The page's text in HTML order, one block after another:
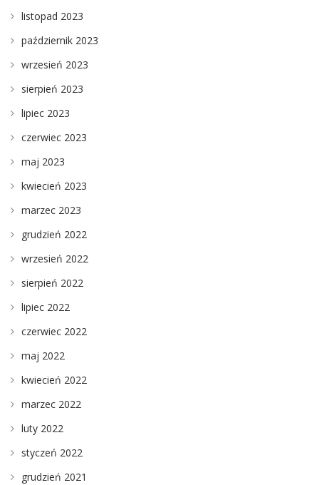
listopad 2023
październik 2023
wrzesień 2023
sierpień 2023
lipiec 2023
czerwiec 2023
maj 2023
kwiecień 2023
marzec 2023
grudzień 2022
wrzesień 2022
sierpień 2022
lipiec 2022
czerwiec 2022
maj 2022
kwiecień 2022
marzec 2022
luty 2022
styczeń 2022
grudzień 2021